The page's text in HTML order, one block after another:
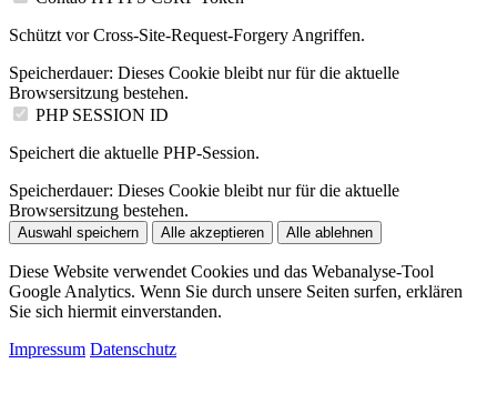
Schützt vor Cross-Site-Request-Forgery Angriffen.
Speicherdauer: Dieses Cookie bleibt nur für die aktuelle
Browsersitzung bestehen.
PHP SESSION ID
Speichert die aktuelle PHP-Session.
Speicherdauer: Dieses Cookie bleibt nur für die aktuelle
Browsersitzung bestehen.
Auswahl speichern Alle akzeptieren Alle ablehnen
Diese Website verwendet Cookies und das Webanalyse-Tool
Google Analytics. Wenn Sie durch unsere Seiten surfen, erklären
Sie sich hiermit einverstanden.
Impressum Datenschutz